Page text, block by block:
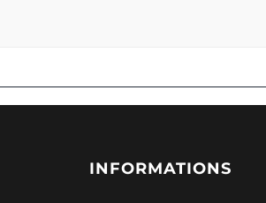
INFORMATIONS